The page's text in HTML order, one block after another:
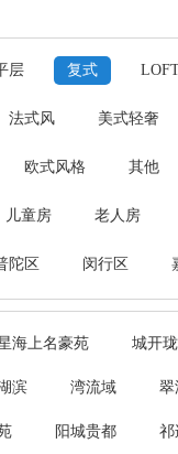
层 复式
法式风 美式轻奢
欧式风格 其他
儿童房 老人房
陀区 闵行区
海上名豪苑 城开
滨 湾流域 翠
阳城贵都 祁